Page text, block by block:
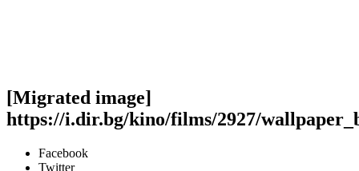
[Migrated image]
https://i.dir.bg/kino/films/2927/
Facebook
Twitter